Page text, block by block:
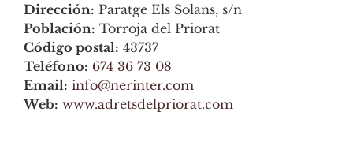
Dirección: Paratge Els Solans, s/n
Población: Torroja del Priorat
Código postal: 43737
Teléfono: 674 36 73 08
Email: info@nerinter.com
Web: www.adretsdelpriorat.com